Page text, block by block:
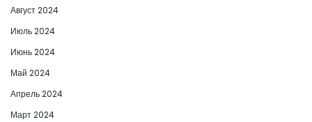
Август 2024
Июль 2024
Июнь 2024
Май 2024
Апрель 2024
Март 2024